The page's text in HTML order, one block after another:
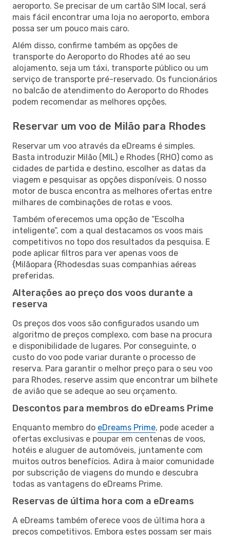
aeroporto. Se precisar de um cartão SIM local, será
mais fácil encontrar uma loja no aeroporto, embora
possa ser um pouco mais caro.
Além disso, confirme também as opções de
transporte do Aeroporto do Rhodes até ao seu
alojamento, seja um táxi, transporte público ou um
serviço de transporte pré-reservado. Os funcionários
no balcão de atendimento do Aeroporto do Rhodes
podem recomendar as melhores opções.
Reservar um voo de Milão para Rhodes
Reservar um voo através da eDreams é simples.
Basta introduzir Milão (MIL) e Rhodes (RHO) como as
cidades de partida e destino, escolher as datas da
viagem e pesquisar as opções disponíveis. O nosso
motor de busca encontra as melhores ofertas entre
milhares de combinações de rotas e voos.
Também oferecemos uma opção de “Escolha
inteligente”, com a qual destacamos os voos mais
competitivos no topo dos resultados da pesquisa. E
pode aplicar filtros para ver apenas voos de
{Milãopara {Rhodesdas suas companhias aéreas
preferidas.
Alterações ao preço dos voos durante a
reserva
Os preços dos voos são configurados usando um
algoritmo de preços complexo, com base na procura
e disponibilidade de lugares. Por conseguinte, o
custo do voo pode variar durante o processo de
reserva. Para garantir o melhor preço para o seu voo
para Rhodes, reserve assim que encontrar um bilhete
de avião que se adeque ao seu orçamento.
Descontos para membros do eDreams Prime
Enquanto membro do eDreams Prime, pode aceder a
ofertas exclusivas e poupar em centenas de voos,
hotéis e aluguer de automóveis, juntamente com
muitos outros benefícios. Adira à maior comunidade
por subscrição de viagens do mundo e descubra
todas as vantagens do eDreams Prime.
Reservas de última hora com a eDreams
A eDreams também oferece voos de última hora a
preços competitivos. Embora estes possam ser mais